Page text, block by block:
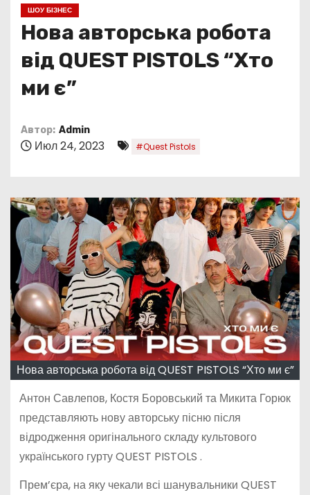
ШОУ БІЗНЕС
Нова авторська робота
від QUEST PISTOLS “Хто
ми є”
Автор: Admin
Июл 24, 2023 #Quest Pistols
Нова авторська робота від QUEST PISTOLS “Хто ми є”
Антон Савлепов, Костя Боровський та Микита Горюк
представляють нову авторську пісню після
відродження оригінального складу культового
українського гурту QUEST PISTOLS .
Прем’єра, на яку чекали всі шанувальники QUEST